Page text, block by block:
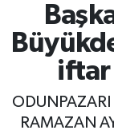
iftar
ODUNPAZARI
RAMAZAN